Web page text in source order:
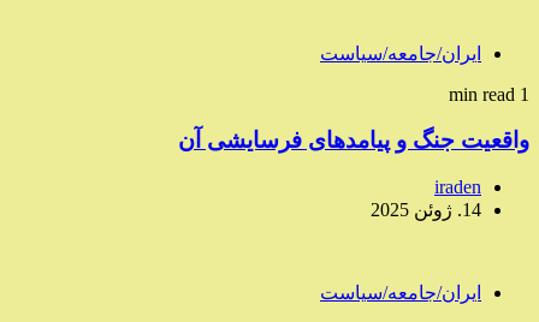
ایران/جامعه/سیاست
1 min read
واقعیت جنگ و پیامدهای فرسایشی آن
iraden
14. ژوئن 2025
ایران/جامعه/سیاست